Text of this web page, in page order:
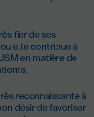
fier de ses
elle contribue à
en matière de
reconnaissante à
désir de favoriser